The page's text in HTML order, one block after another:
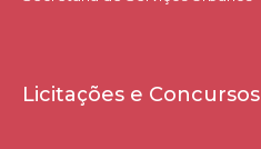
Licitações e Concursos